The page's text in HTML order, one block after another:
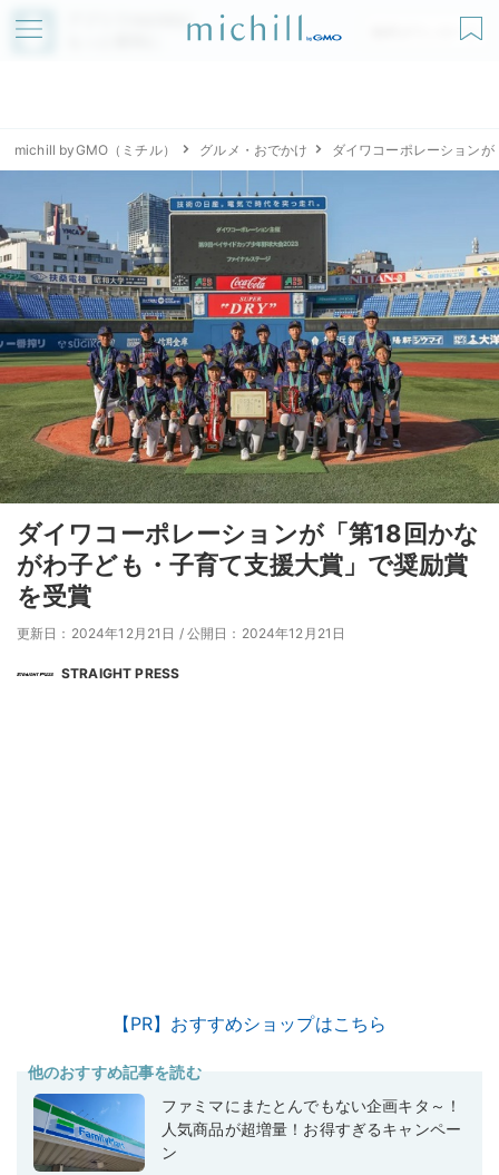
アプリでmichillが
無料ダウンロード
michill byGMO（ミチル） グルメ・おでかけ ダイワコーポレーション
ダイワコーポレーションが「第18回かな
がわ子ども・子育て支援大賞」で奨励賞
を受賞
更新日：2024年12月21日 / 公開日：2024年12月21日
STRAIGHT PRESS
【PR】おすすめショップはこちら
他のおすすめ記事を読む
ファミマにまたとんでもない企画キタ～！
人気商品が超増量！お得すぎるキャンペー
ン